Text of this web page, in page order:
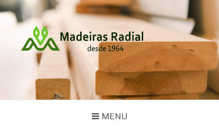
Pular
para
conteúdo
MADEIRAS RADIAL
MENU